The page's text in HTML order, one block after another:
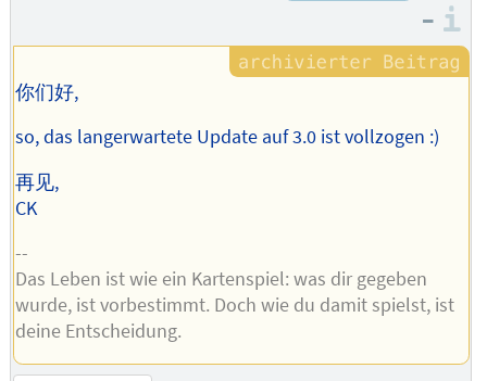
–
你们好,
so, das langerwartete Update auf 3.0 ist vollzogen :)
再见,
CK
--
Das Leben ist wie ein Kartenspiel: was dir gegeben
wurde, ist vorbestimmt. Doch wie du damit spielst, ist
deine Entscheidung.